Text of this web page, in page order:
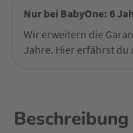
Nur bei BabyOne: 6
Wir erweitern die
Jahre. Hier erfährst du
Beschreibung